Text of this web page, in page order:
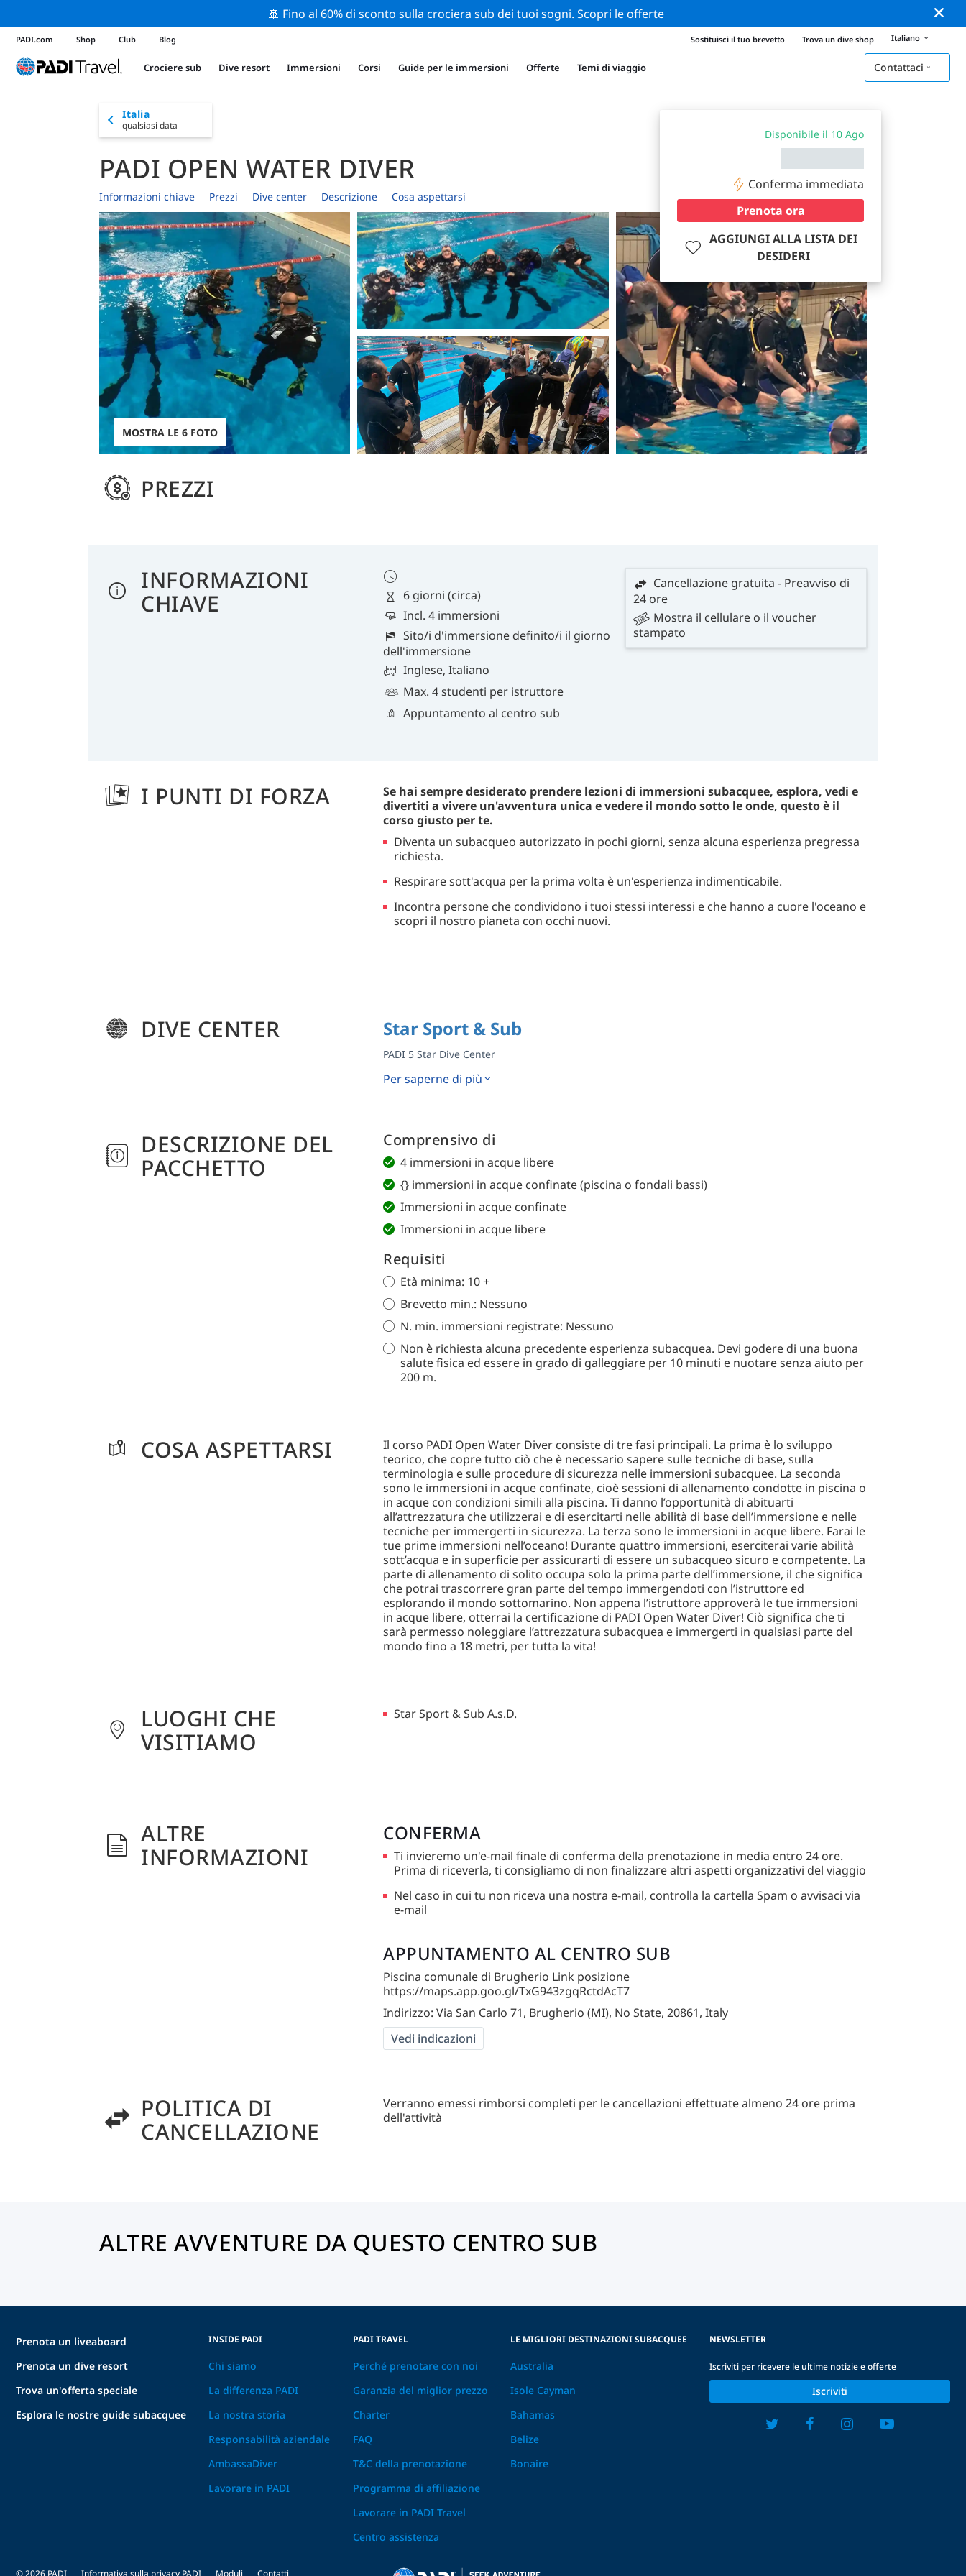
🚢 Fino al 60% di sconto sulla crociera sub dei tuoi sogni. Scopri le offerte
PADI.com Shop Club Blog Sostituisci il tuo brevetto Trova un dive shop Italiano
Crociere sub Dive resort Immersioni Corsi Guide per le immersioni Offerte Temi di viaggio Contattaci
Italia
qualsiasi data
PADI OPEN WATER DIVER
Informazioni chiave Prezzi Dive center Descrizione Cosa aspettarsi
Disponibile il 10 Ago
Conferma immediata
Prenota ora
AGGIUNGI ALLA LISTA DEI
DESIDERI
MOSTRA LE 6 FOTO
PREZZI
INFORMAZIONI
CHIAVE
6 giorni (circa)
Incl. 4 immersioni
Sito/i d'immersione definito/i il giorno
dell'immersione
Inglese, Italiano
Max. 4 studenti per istruttore
Appuntamento al centro sub
Cancellazione gratuita - Preavviso di
24 ore
Mostra il cellulare o il voucher
stampato
I PUNTI DI FORZA
Se hai sempre desiderato prendere lezioni di immersioni subacquee, esplora, vedi e
divertiti a vivere un'avventura unica e vedere il mondo sotto le onde, questo è il
corso giusto per te.
Diventa un subacqueo autorizzato in pochi giorni, senza alcuna esperienza pregressa
richiesta.
Respirare sott'acqua per la prima volta è un'esperienza indimenticabile.
Incontra persone che condividono i tuoi stessi interessi e che hanno a cuore l'oceano e
scopri il nostro pianeta con occhi nuovi.
DIVE CENTER Star Sport & Sub
PADI 5 Star Dive Center
Per saperne di più
DESCRIZIONE DEL
PACCHETTO
Comprensivo di
4 immersioni in acque libere
{} immersioni in acque confinate (piscina o fondali bassi)
Immersioni in acque confinate
Immersioni in acque libere
Requisiti
Età minima: 10 +
Brevetto min.: Nessuno
N. min. immersioni registrate: Nessuno
Non è richiesta alcuna precedente esperienza subacquea. Devi godere di una buona
salute fisica ed essere in grado di galleggiare per 10 minuti e nuotare senza aiuto per
200 m.
COSA ASPETTARSI
Il corso PADI Open Water Diver consiste di tre fasi principali. La prima è lo sviluppo
teorico, che copre tutto ciò che è necessario sapere sulle tecniche di base, sulla
terminologia e sulle procedure di sicurezza nelle immersioni subacquee. La seconda
sono le immersioni in acque confinate, cioè sessioni di allenamento condotte in piscina o
in acque con condizioni simili alla piscina. Ti danno l’opportunità di abituarti
all’attrezzatura che utilizzerai e di esercitarti nelle abilità di base dell’immersione e nelle
tecniche per immergerti in sicurezza. La terza sono le immersioni in acque libere. Farai le
tue prime immersioni nell’oceano! Durante quattro immersioni, eserciterai varie abilità
sott’acqua e in superficie per assicurarti di essere un subacqueo sicuro e competente. La
parte di allenamento di solito occupa solo la prima parte dell’immersione, il che significa
che potrai trascorrere gran parte del tempo immergendoti con l’istruttore ed
esplorando il mondo sottomarino. Non appena l’istruttore approverà le tue immersioni
in acque libere, otterrai la certificazione di PADI Open Water Diver! Ciò significa che ti
sarà permesso noleggiare l’attrezzatura subacquea e immergerti in qualsiasi parte del
mondo fino a 18 metri, per tutta la vita!
LUOGHI CHE
VISITIAMO
Star Sport & Sub A.s.D.
ALTRE
INFORMAZIONI
CONFERMA
Ti invieremo un'e-mail finale di conferma della prenotazione in media entro 24 ore.
Prima di riceverla, ti consigliamo di non finalizzare altri aspetti organizzativi del viaggio
Nel caso in cui tu non riceva una nostra e-mail, controlla la cartella Spam o avvisaci via
e-mail
APPUNTAMENTO AL CENTRO SUB
Piscina comunale di Brugherio Link posizione
https://maps.app.goo.gl/TxG943zgqRctdAcT7
Indirizzo: Via San Carlo 71, Brugherio (MI), No State, 20861, Italy
Vedi indicazioni
POLITICA DI
CANCELLAZIONE
Verranno emessi rimborsi completi per le cancellazioni effettuate almeno 24 ore prima
dell'attività
ALTRE AVVENTURE DA QUESTO CENTRO SUB
Prenota un liveaboard
Prenota un dive resort
Trova un'offerta speciale
Esplora le nostre guide subacquee
INSIDE PADI
Chi siamo
La differenza PADI
La nostra storia
Responsabilità aziendale
AmbassaDiver
Lavorare in PADI
PADI TRAVEL
Perché prenotare con noi
Garanzia del miglior prezzo
Charter
FAQ
T&C della prenotazione
Programma di affiliazione
Lavorare in PADI Travel
Centro assistenza
LE MIGLIORI DESTINAZIONI SUBACQUEE
Australia
Isole Cayman
Bahamas
Belize
Bonaire
NEWSLETTER
Iscriviti per ricevere le ultime notizie e offerte
Iscriviti
© 2026 PADI Informativa sulla privacy PADI Moduli Contatti